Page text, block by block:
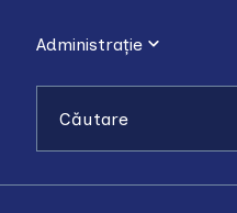
Administrație